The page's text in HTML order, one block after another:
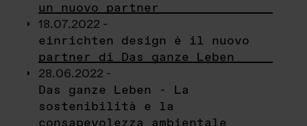
un nuovo partner
18.07.2022 -
einrichten design è il nuovo
partner di Das ganze Leben
28.06.2022 -
Das ganze Leben - La
sostenibilità e la
consapevolezza ambientale